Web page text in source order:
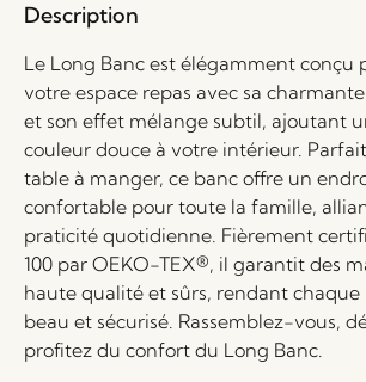
Description
Le Long Banc est élégamment conçu
votre espace repas avec sa
et son effet mélange subtil, ajoutant
couleur douce à votre intérieur.
table à manger, ce banc offre un
confortable pour toute la famille,
praticité quotidienne. Fièrement
100 par OEKO-TEX®, il garantit des
haute qualité et sûrs, rendant chaque
beau et sécurisé. Rassemblez-vous,
profitez du confort du Long Banc.